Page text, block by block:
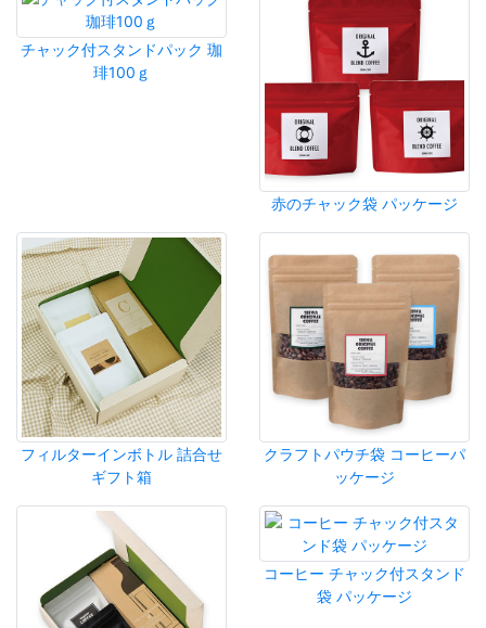
チャック付スタンドパック 珈
琲100ｇ
赤のチャック袋 パッケージ
フィルターインボトル 詰合せ
ギフト箱
クラフトパウチ袋 コーヒーパ
ッケージ
コーヒー チャック付スタンド
袋 パッケージ